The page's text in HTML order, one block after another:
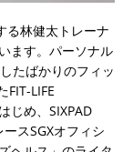
る林健太トレーナ
ます。パーソナル
たばかりのフィッ
FIT-LIFE
じめ、SIXPAD
スSGXオフィシ